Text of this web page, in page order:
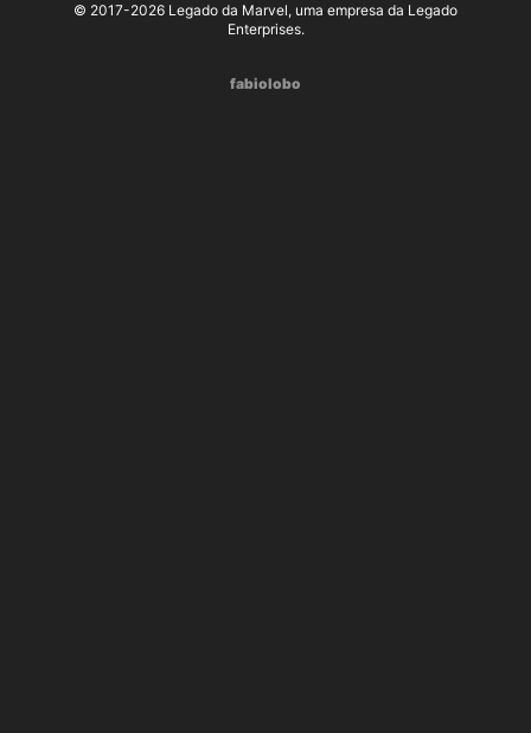
© 2017-2026 Legado da Marvel, uma empresa da Legado
Enterprises.
fabiolobo